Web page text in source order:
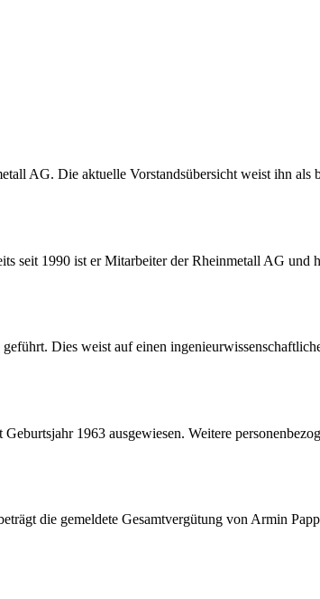
AG. Die aktuelle Vorstandsübersicht weist ihn
seit 1990 ist er Mitarbeiter der Rheinmetall AG und
Dies weist auf einen
1963 ausgewiesen. Weitere
die gemeldete Gesamtvergütung von Armin